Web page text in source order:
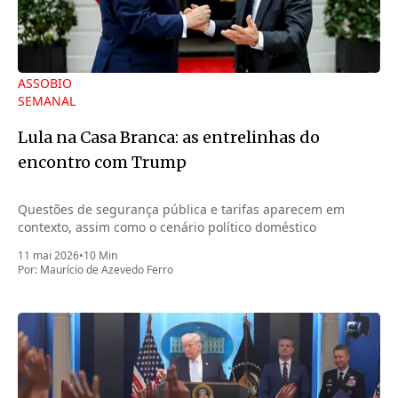
ASSOBIO
SEMANAL
Lula na Casa Branca: as entrelinhas do
encontro com Trump
Questões de segurança pública e tarifas aparecem em
contexto, assim como o cenário político doméstico
11 mai 2026•10 Min
Por: Maurício de Azevedo Ferro